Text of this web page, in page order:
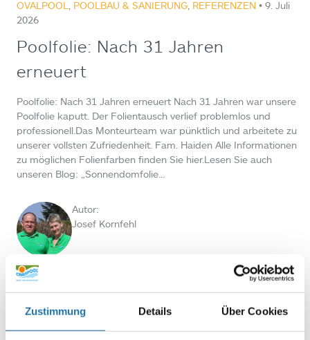
Zustimmung Details Über Cookies
OVALPOOL POOLBAU & SANIERUNG REFERENZEN • 9. Juli
2026
Poolfolie: Nach 31 Jahren
erneuert
Poolfolie: Nach 31 Jahren erneuert Nach 31 Jahren war unsere
Poolfolie kaputt. Der Folientausch verlief problemlos und
professionell.Das Monteurteam war pünktlich und arbeitete zu
unserer vollsten Zufriedenheit. Fam. Haiden Alle Informationen
zu möglichen Folienfarben finden Sie hier.Lesen Sie auch
unseren Blog: „Sonnendomfolie…
Autor:
Josef Kornfehl
BLOGS,POOLPFLEGE & TIPPS• 8. Juli 2026
Poolpflege im Hochsommer: 7 Schritte für
kristallklares Poolwasser